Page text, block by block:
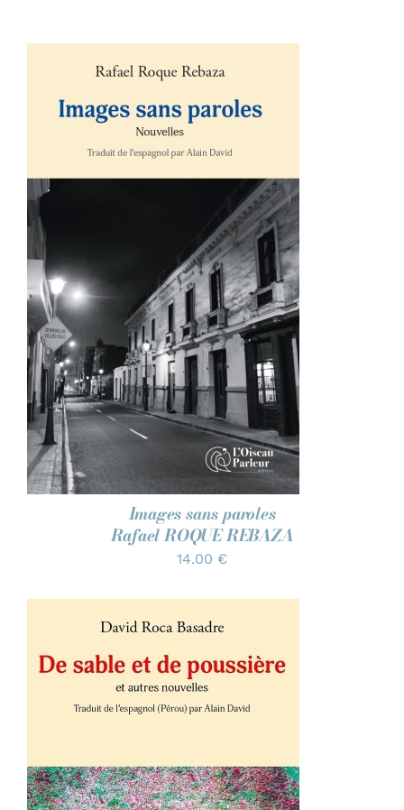
AJOUTER AU PANIER
/
DÉTAILS
Images sans paroles
Rafael ROQUE REBAZA
14.00 €